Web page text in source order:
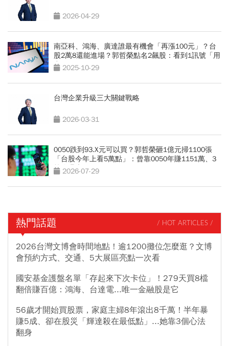
2026-04-29
南亞科、鴻海、廣達誰最有機會「再漲100元」？台
股2萬8還能進場？郭哲榮點名2飆股：看到1訊號「用
力買」
2025-10-29
台灣企業升級三大關鍵戰略
2026-03-31
0050跌到93.X元可以買？郭哲榮砸1億元掃1100張
「台股今年上看5萬點」：曾靠0050年賺1151萬、3
策略曝光
2026-07-29
熱門話題 / HOT ARTICLES /
2026台灣文博會時間地點！逾1200攤位怎麼逛？文博
會預約方式、交通、5大展區亮點一次看
國安基金護盤名單「存起來下次卡位」！279天買8檔
翻倍賺百億：鴻海、台達電...唯一金融股是它
56歲才開始買股票，家庭主婦8年滾出8千萬！半年暴
賺5成、卻在股災「輝達殺在最低點」...她靠3個心法
翻身